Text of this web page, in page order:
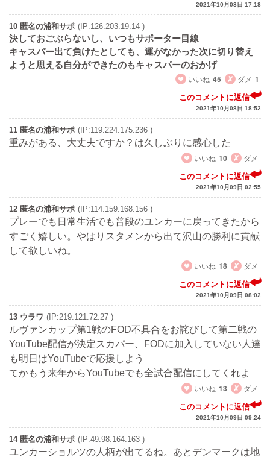
2021年10月08日 17:18
10 匿名の浦和サポ (IP:126.203.19.14 )
決しておごぶらないし、いつもサポーター目線
キャスパー出て負けたとしても、運がなかった次に切り替え
ようと思える自分ができたのもキャスパーのおかげ
いいね 45 ダメ 1
このコメントに返信
2021年10月08日 18:52
11 匿名の浦和サポ (IP:119.224.175.236 )
重みがある、大丈夫ですか？は久しぶりに感心した
いいね 10 ダメ
このコメントに返信
2021年10月09日 02:55
12 匿名の浦和サポ (IP:114.159.168.156 )
プレーでも日常生活でも普段のユンカーに戻ってきたから
すごく嬉しい。やはりスタメンから出て沢山の勝利に貢献
して欲しいね。
いいね 18 ダメ
このコメントに返信
2021年10月09日 08:02
13 ウラワ (IP:219.121.72.27 )
ルヴァンカップ第1戦のFOD不具合をお詫びして第二戦の
YouTube配信が決定スカパー、FODに加入していない人達
も明日はYouTubeで応援しよう
てかもう来年からYouTubeでも全試合配信にしてくれよ
いいね 13 ダメ
このコメントに返信
2021年10月09日 09:24
14 匿名の浦和サポ (IP:49.98.164.163 )
ユンカーショルツの人柄が出てるね。あとデンマークは地